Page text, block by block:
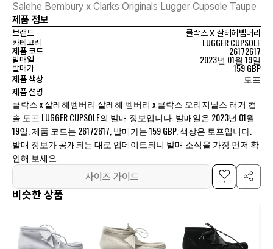
Salehe Bembury x Clarks Originals Lugger Cupsole Taupe
제품 정보
브랜드 클락스x 살레헤벰버리
카테고리
LUGGER CUPSOLE
제품 코드 26172617
발매일 2023년 01월 19일
발매가 159 GBP
제품 색상 토프
제품 설명
클락스 x 살레헤벰버리 살레헤 벰버리 x 클락스 오리지널스 러거 컵
솔 토프 LUGGER CUPSOLE의 발매 정보입니다. 발매일은 2023년 01월
19일, 제품 코드는 26172617, 발매가는 159 GBP, 색상은 토프입니다.
발매 정보가 공개되는 대로 업데이트되니 발매 소식을 가장 먼저 확
인해 보세요.
사이즈 가이드
1
비슷한 상품